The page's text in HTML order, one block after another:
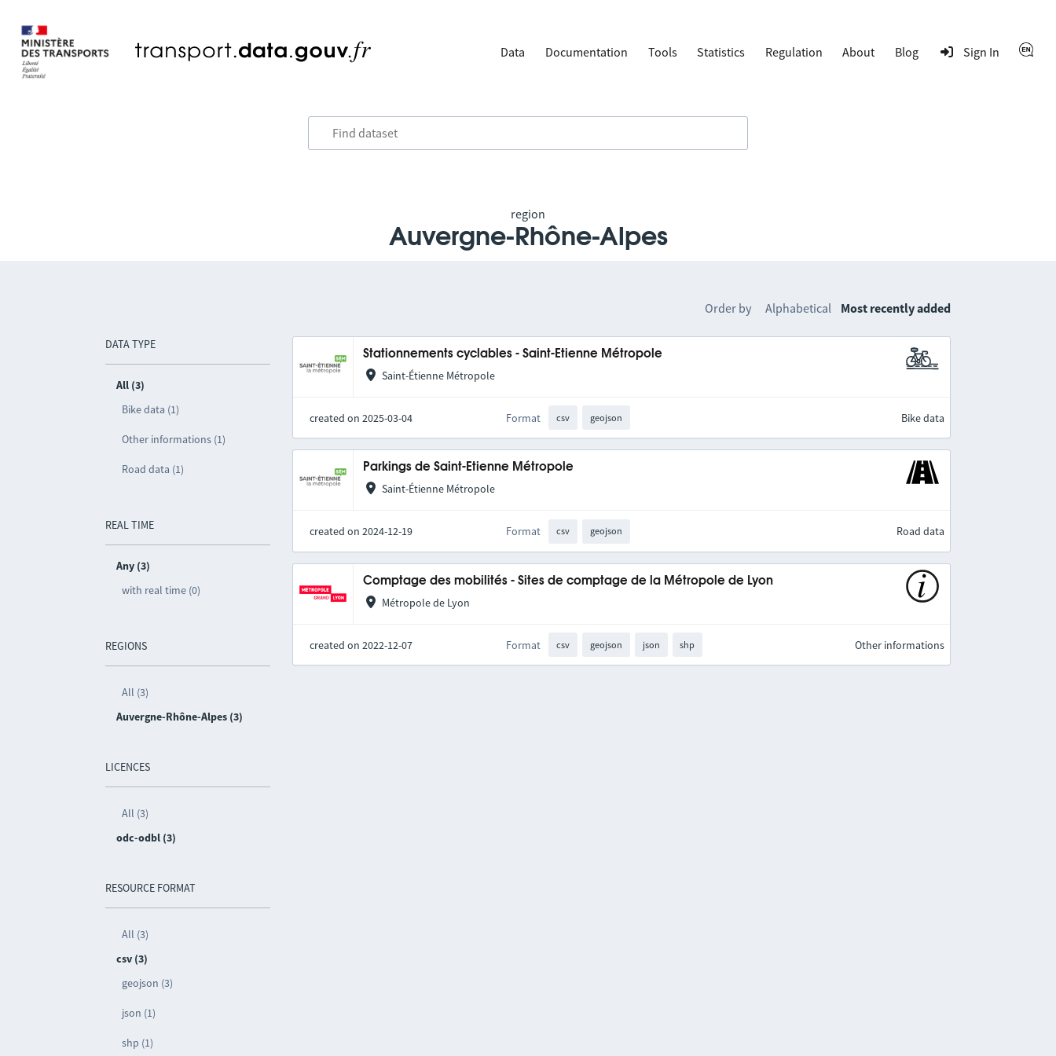
Data Documentation Tools Statistics Regulation About Blog Sign In
region
Auvergne-Rhône-Alpes
DATA TYPE
All (3)
Bike data (1)
Other informations (1)
Road data (1)
REAL TIME
Any (3)
with real time (0)
REGIONS
All (3)
Auvergne-Rhône-Alpes (3)
LICENCES
All (3)
odc-odbl (3)
RESOURCE FORMAT
All (3)
csv (3)
geojson (3)
json (1)
shp (1)
Order by Alphabetical Most recently added
Stationnements cyclables - Saint-Etienne Métropole
Saint-Étienne Métropole
created on 2025-03-04 Format csv geojson Bike data
Parkings de Saint-Etienne Métropole
Saint-Étienne Métropole
created on 2024-12-19 Format csv geojson Road data
Comptage des mobilités - Sites de comptage de la Métropole de Lyon
Métropole de Lyon
created on 2022-12-07 Format csv geojson json shp Other informations